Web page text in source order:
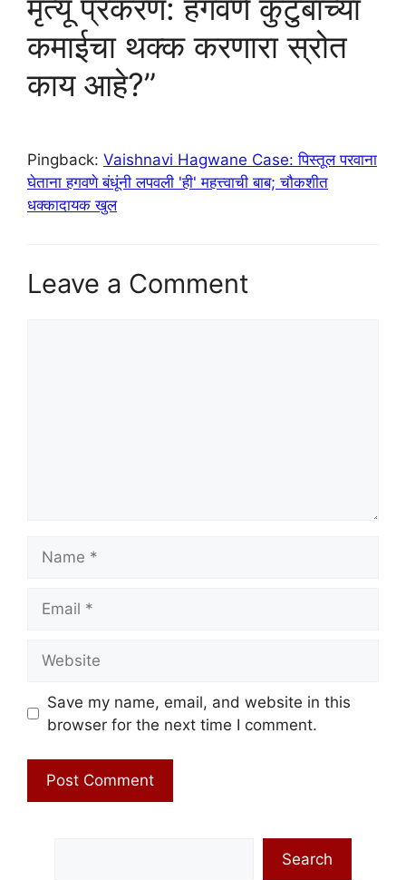
मृत्यू प्रकरण: हगवणे कुटुंबाच्या
कमाईचा थक्क करणारा स्रोत
काय आहे?”
Pingback: Vaishnavi Hagwane Case: पिस्तूल परवाना
घेताना हगवणे बंधूंनी लपवली 'ही' महत्त्वाची बाब; चौकशीत
धक्कादायक खुल
Leave a Comment
Save my name, email, and website in this
browser for the next time I comment.
Search